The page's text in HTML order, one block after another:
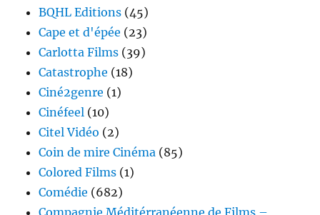
BQHL Editions (45)
Cape et d'épée (23)
Carlotta Films (39)
Catastrophe (18)
Ciné2genre (1)
Cinéfeel (10)
Citel Vidéo (2)
Coin de mire Cinéma (85)
Colored Films (1)
Comédie (682)
Compagnie Méditérranéenne de Films –